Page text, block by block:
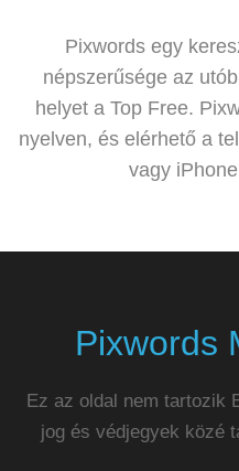
Pixwords egy
népszerűsége az
helyet a Top Free.
nyelven, és elérhető a
vagy
Pixwords
Ez az oldal nem tartozik
jog és védjegyek közé